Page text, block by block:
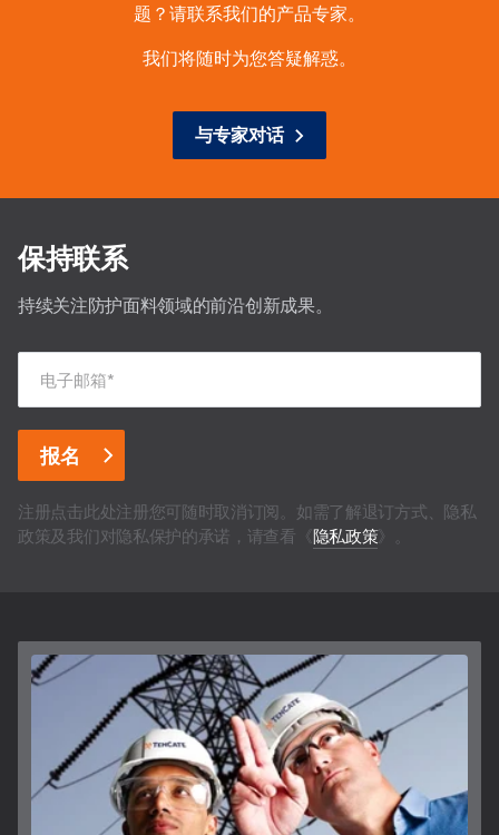
题？请联系我们的产品专家。
我们将随时为您答疑解惑。
与专家对话
保持联系
持续关注防护面料领域的前沿创新成果。
电子邮箱*
注册点击此处注册您可随时取消订阅。如需了解退订方式、隐私
政策及我们对隐私保护的承诺，请查看《隐私政策》。